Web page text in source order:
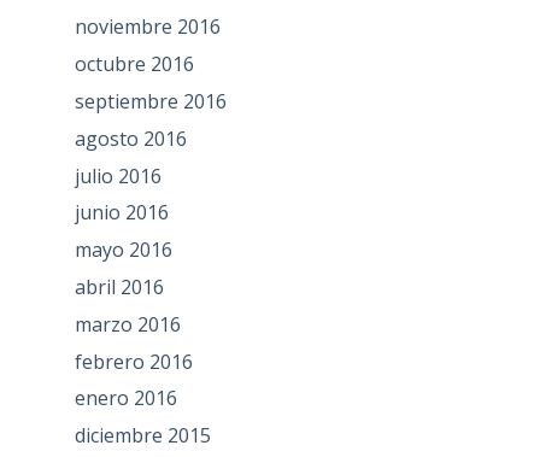
noviembre 2016
octubre 2016
septiembre 2016
agosto 2016
julio 2016
junio 2016
mayo 2016
abril 2016
marzo 2016
febrero 2016
enero 2016
diciembre 2015